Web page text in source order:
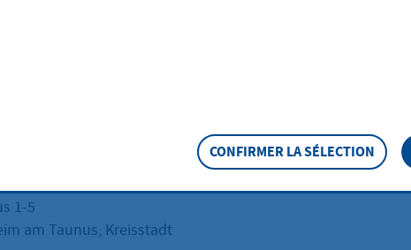
Kreisstadt Hofheim am Taunus
1-5
am Taunus, Kreisstadt
CONFIRMER LA SÉLECTION